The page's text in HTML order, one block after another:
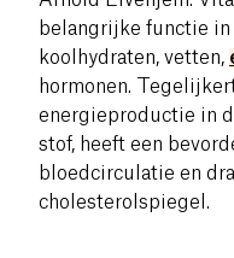
belangrijke functie
koolhydraten, vetten,
hormonen.
energieproductie in
stof, heeft een
bloedcirculatie en
cholesterolspiegel.